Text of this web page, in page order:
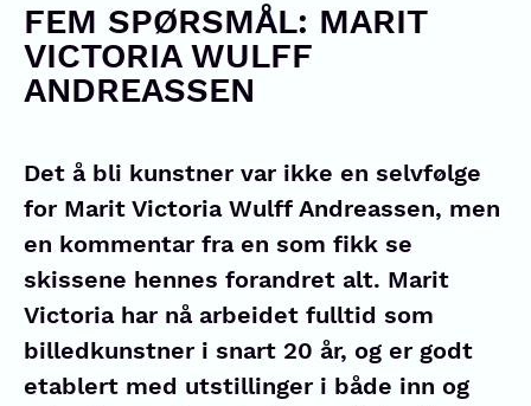
FEM SPØRSMÅL: MARIT
VICTORIA WULFF
ANDREASSEN
Det å bli kunstner var ikke en selvfølge
for Marit Victoria Wulff Andreassen, men
en kommentar fra en som fikk se
skissene hennes forandret alt. Marit
Victoria har nå arbeidet fulltid som
billedkunstner i snart 20 år, og er godt
etablert med utstillinger i både inn og